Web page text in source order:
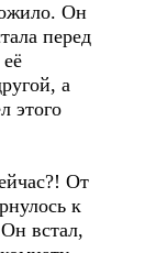
Он
перед
а
этого
От
к
Он встал,